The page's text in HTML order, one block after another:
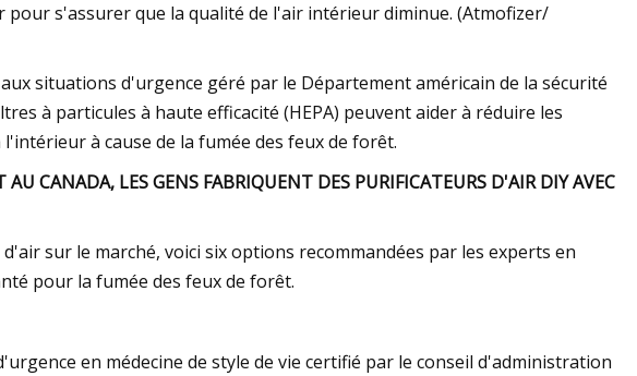
s'assurer que la qualité de l'air intérieur diminue. (Atmofizer/
situations d'urgence géré par le Département américain de la sécurité
à particules à haute efficacité (HEPA) peuvent aider à réduire les
à cause de la fumée des feux de forêt.
AU CANADA, LES GENS FABRIQUENT DES PURIFICATEURS D'AIR DIY AVEC
sur le marché, voici six options recommandées par les experts en
pour la fumée des feux de forêt.
en médecine de style de vie certifié par le conseil d'administration